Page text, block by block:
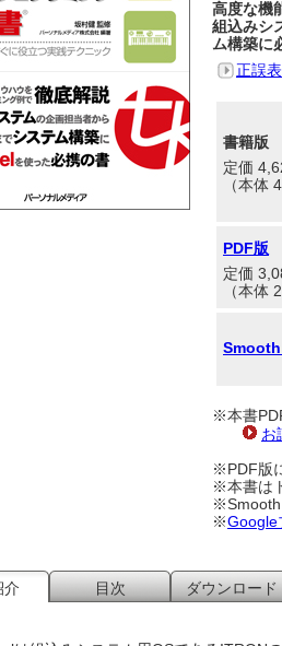
高度な機
組込みシ
ム構築に
正誤表
書籍版
定価
（本体
PDF版
定価
（本体
※本書
お
※PDF版
※本書は
※
※Google
介 目次 ダウンロード